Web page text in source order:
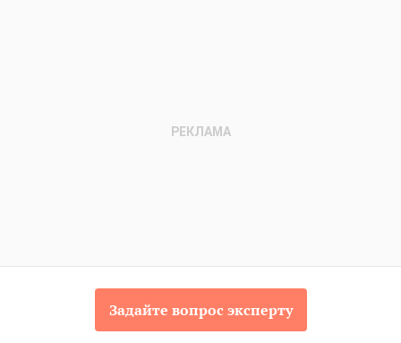
Задайте вопрос эксперту